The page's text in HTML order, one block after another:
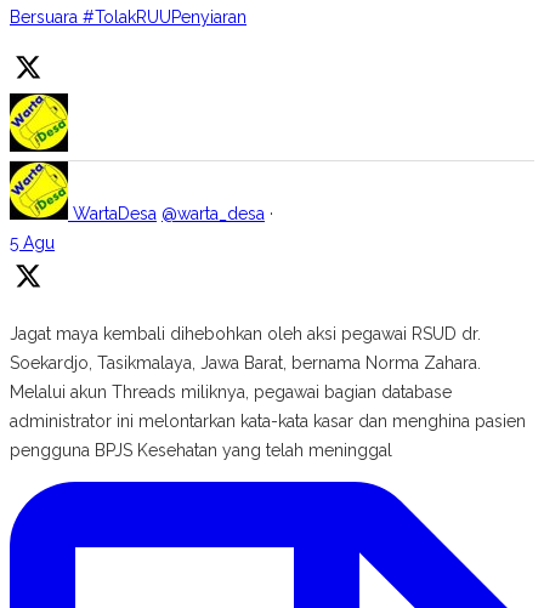
Bersuara #TolakRUUPenyiaran
WartaDesa @warta_desa ·
5 Agu
Jagat maya kembali dihebohkan oleh aksi pegawai RSUD dr.
Soekardjo, Tasikmalaya, Jawa Barat, bernama Norma Zahara.
Melalui akun Threads miliknya, pegawai bagian database
administrator ini melontarkan kata-kata kasar dan menghina pasien
pengguna BPJS Kesehatan yang telah meninggal